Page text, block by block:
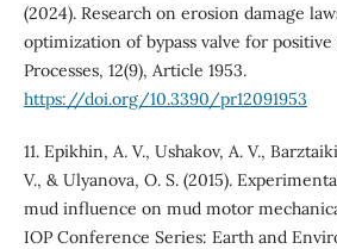
(2024). Research on erosion damage
optimization of bypass valve for
Processes, 12(9), Article 1953.
https://doi.org/10.3390/pr12091953
11. Epikhin, A. V., Ushakov, A. V.,
V., & Ulyanova, O. S. (2015).
mud influence on mud motor
IOP Conference Series: Earth and